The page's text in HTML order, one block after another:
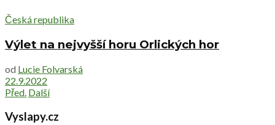
Česká republika
Výlet na nejvyšší horu Orlických hor
od Lucie Folvarská
22.9.2022
Před. Další
Vyslapy.cz